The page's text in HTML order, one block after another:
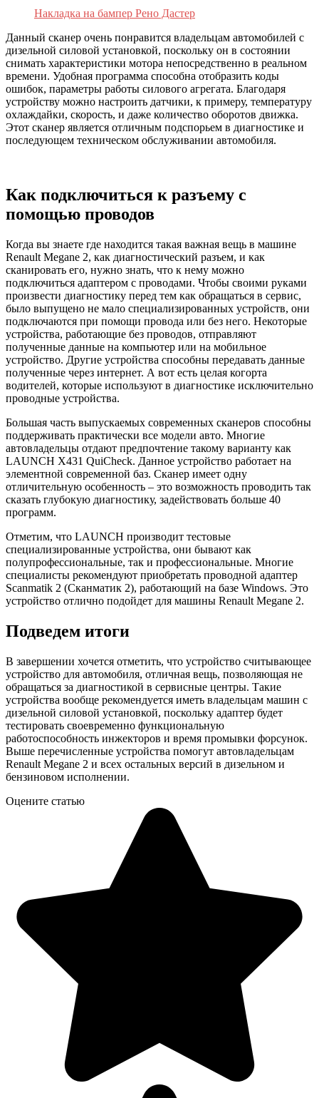
Накладка на бампер Рено Дастер
Данный сканер очень понравится владельцам автомобилей с
дизельной силовой установкой, поскольку он в состоянии
снимать характеристики мотора непосредственно в реальном
времени. Удобная программа способна отобразить коды
ошибок, параметры работы силового агрегата. Благодаря
устройству можно настроить датчики, к примеру, температуру
охлаждайки, скорость, и даже количество оборотов движка.
Этот сканер является отличным подспорьем в диагностике и
последующем техническом обслуживании автомобиля.
Как подключиться к разъему с
помощью проводов
Когда вы знаете где находится такая важная вещь в машине
Renault Megane 2, как диагностический разъем, и как
сканировать его, нужно знать, что к нему можно
подключиться адаптером с проводами. Чтобы своими руками
произвести диагностику перед тем как обращаться в сервис,
было выпущено не мало специализированных устройств, они
подключаются при помощи провода или без него. Некоторые
устройства, работающие без проводов, отправляют
полученные данные на компьютер или на мобильное
устройство. Другие устройства способны передавать данные
полученные через интернет. А вот есть целая когорта
водителей, которые используют в диагностике исключительно
проводные устройства.
Большая часть выпускаемых современных сканеров способны
поддерживать практически все модели авто. Многие
автовладельцы отдают предпочтение такому варианту как
LAUNCH X431 QuiCheck. Данное устройство работает на
элементной современной баз. Сканер имеет одну
отличительную особенность – это возможность проводить так
сказать глубокую диагностику, задействовать больше 40
программ.
Отметим, что LAUNCH производит тестовые
специализированные устройства, они бывают как
полупрофессиональные, так и профессиональные. Многие
специалисты рекомендуют приобретать проводной адаптер
Scanmatik 2 (Сканматик 2), работающий на базе Windows. Это
устройство отлично подойдет для машины Renault Megane 2.
Подведем итоги
В завершении хочется отметить, что устройство считывающее
устройство для автомобиля, отличная вещь, позволяющая не
обращаться за диагностикой в сервисные центры. Такие
устройства вообще рекомендуется иметь владельцам машин с
дизельной силовой установкой, поскольку адаптер будет
тестировать своевременно функциональную
работоспособность инжекторов и время промывки форсунок.
Выше перечисленные устройства помогут автовладельцам
Renault Megane 2 и всех остальных версий в дизельном и
бензиновом исполнении.
Оцените статью